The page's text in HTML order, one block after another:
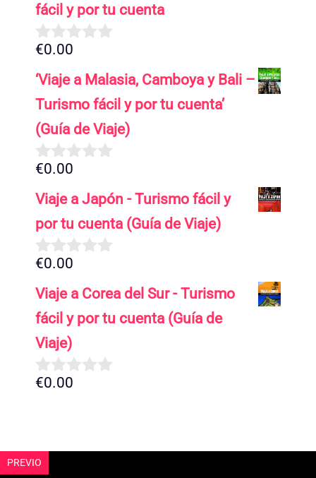
fácil y por tu cuenta
0
e
5
€0.00
‘Viaje a Malasia, Camboya y Bali –
Turismo fácil y por tu cuenta’
(Guía de Viaje)
0
e
€0.00
Viaje a Japón - Turismo fácil y
por tu cuenta (Guía de Viaje)
0
e
5
€0.00
Viaje a Corea del Sur - Turismo
fácil y por tu cuenta (Guía de
Viaje)
0
€0.00
PREVIO